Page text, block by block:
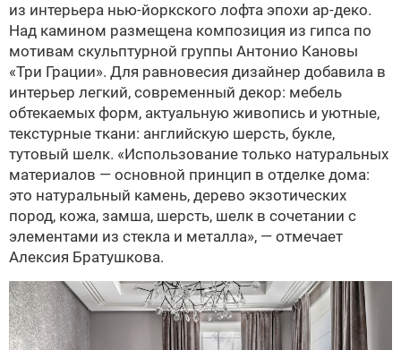
из интерьера нью-йоркского лофта эпохи ар-деко.
Над камином размещена композиция из гипса по
мотивам скульптурной группы Антонио Кановы
«Три Грации». Для равновесия дизайнер добавила в
интерьер легкий, современный декор: мебель
обтекаемых форм, актуальную живопись и уютные,
текстурные ткани: английскую шерсть, букле,
тутовый шелк. «Использование только натуральных
материалов — основной принцип в отделке дома:
это натуральный камень, дерево экзотических
пород, кожа, замша, шерсть, шелк в сочетании с
элементами из стекла и металла», — отмечает
Алексия Братушкова.